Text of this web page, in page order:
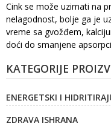
KATEGORIJE
ENERGETSKI I
ZDRAVA ISHRANA
Cink se može uzimati na
nelagodnost, bolje ga je
vreme sa gvožđem,
doći do smanjene